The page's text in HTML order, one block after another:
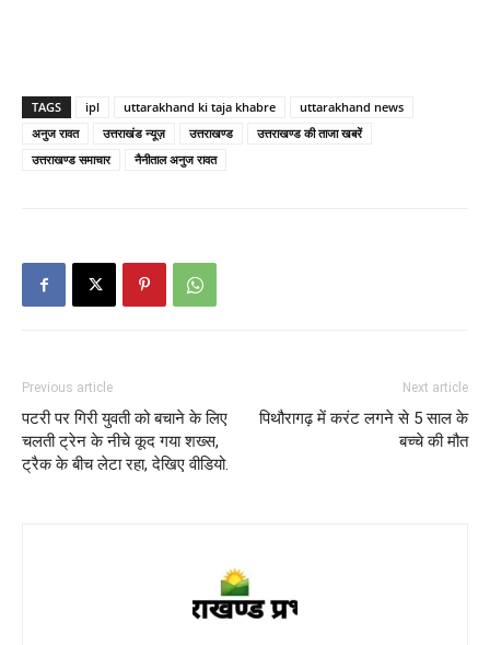
TAGS ipl uttarakhand ki taja khabre
uttarakhand news
अनुज रावत
उत्तराखंड न्यूज़ उत्तराखण्ड
उत्तराखण्ड की ताजा खबरें
उत्तराखण्ड समाचार
नैनीताल अनुज रावत
Previous article
पटरी पर गिरी युवती को बचाने के लिए
चलती ट्रेन के नीचे कूद गया शख्स,
ट्रैक के बीच लेटा रहा, देखिए वीडियो.
Next article
पिथौरागढ़ में करंट लगने से 5 साल के
बच्चे की मौत